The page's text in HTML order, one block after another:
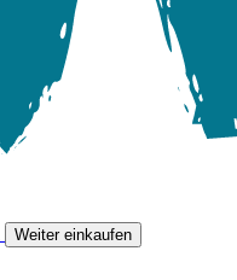
Weiter einkaufen